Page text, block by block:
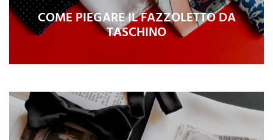
COME PIEGARE IL FAZZOLETTO DA
TASCHINO